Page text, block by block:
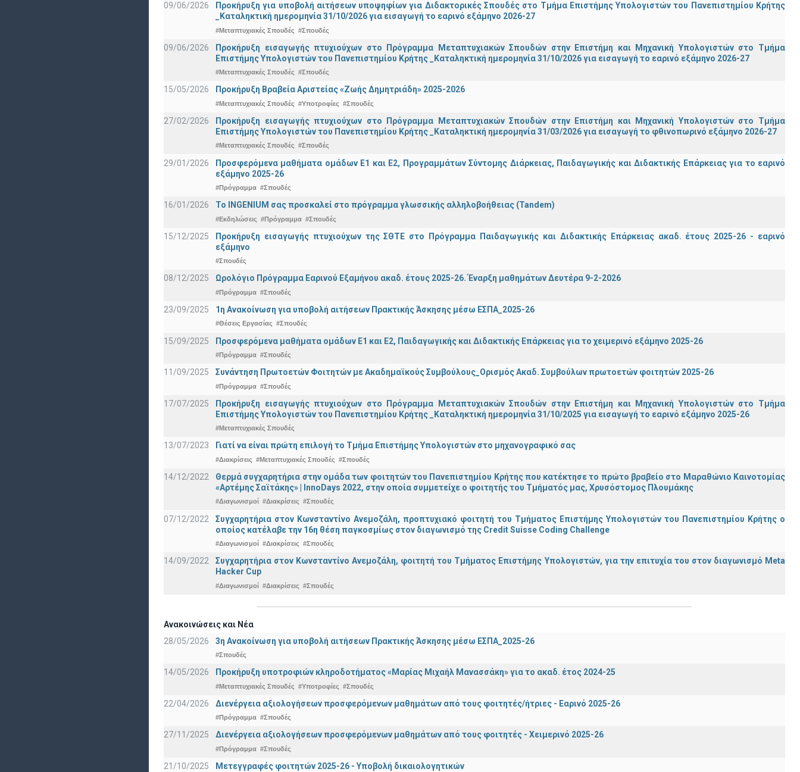
09/06/2026
Προκήρυξη για υποβολή αιτήσεων υποψηφίων για Διδακτορικές Σπουδές στο Τμήμα Eπιστήμης Υπολογιστών του Πανεπιστημίου Κρήτης
_Καταληκτική ημερομηνία 31/10/2026 για εισαγωγή το εαρινό εξάμηνο 2026-27
#Μεταπτυχιακές Σπουδές #Σπουδές
09/06/2026
Προκήρυξη εισαγωγής πτυχιούχων στo Πρόγραμμα Μεταπτυχιακών Σπουδών στην Επιστήμη και Μηχανική Υπολογιστών στο Τμήμα
Eπιστήμης Υπολογιστών του Πανεπιστημίου Κρήτης _Καταληκτική ημερομηνία 31/10/2026 για εισαγωγή το εαρινό εξάμηνο 2026-27
#Μεταπτυχιακές Σπουδές #Σπουδές
15/05/2026 Προκήρυξη Βραβεία Αριστείας «Ζωής Δημητριάδη» 2025-2026
#Μεταπτυχιακές Σπουδές #Υποτροφίες #Σπουδές
27/02/2026
Προκήρυξη εισαγωγής πτυχιούχων στo Πρόγραμμα Μεταπτυχιακών Σπουδών στην Επιστήμη και Μηχανική Υπολογιστών στο Τμήμα
Eπιστήμης Υπολογιστών του Πανεπιστημίου Κρήτης _Καταληκτική ημερομηνία 31/03/2026 για εισαγωγή το φθινοπωρινό εξάμηνο 2026-27
#Μεταπτυχιακές Σπουδές #Σπουδές
29/01/2026
Προσφερόμενα μαθήματα ομάδων Ε1 και Ε2, Προγραμμάτων Σύντομης Διάρκειας, Παιδαγωγικής και Διδακτικής Επάρκειας για το εαρινό
εξάμηνο 2025-26
#Πρόγραμμα #Σπουδές
16/01/2026 Το INGENIUM σας προσκαλεί στο πρόγραμμα γλωσσικής αλληλοβοήθειας (Tandem)
#Εκδηλώσεις #Πρόγραμμα #Σπουδές
15/12/2025
Προκήρυξη εισαγωγής πτυχιούχων της ΣΘΤΕ στο Πρόγραμμα Παιδαγωγικής και Διδακτικής Επάρκειας ακαδ. έτους 2025-26 - εαρινό
εξάμηνο
#Σπουδές
08/12/2025 Ωρολόγιο Πρόγραμμα Εαρινού Εξαμήνου ακαδ. έτους 2025-26. Έναρξη μαθημάτων Δευτέρα 9-2-2026
#Πρόγραμμα #Σπουδές
23/09/2025 1η Ανακοίνωση για υποβολή αιτήσεων Πρακτικής Άσκησης μέσω ΕΣΠΑ_2025-26
#Θέσεις Εργασίας #Σπουδές
15/09/2025 Προσφερόμενα μαθήματα ομάδων Ε1 και Ε2, Παιδαγωγικής και Διδακτικής Επάρκειας για το χειμερινό εξάμηνο 2025-26
#Πρόγραμμα #Σπουδές
11/09/2025 Συνάντηση Πρωτοετών Φοιτητών με Ακαδημαϊκούς Συμβούλους_Ορισμός Ακαδ. Συμβούλων πρωτοετών φοιτητών 2025-26
#Πρόγραμμα #Σπουδές
17/07/2025
Προκήρυξη εισαγωγής πτυχιούχων στo Πρόγραμμα Μεταπτυχιακών Σπουδών στην Επιστήμη και Μηχανική Υπολογιστών στο Τμήμα
Eπιστήμης Υπολογιστών του Πανεπιστημίου Κρήτης _Καταληκτική ημερομηνία 31/10/2025 για εισαγωγή το εαρινό εξάμηνο 2025-26
#Μεταπτυχιακές Σπουδές
13/07/2023 Γιατί να είναι πρώτη επιλογή το Τμήμα Επιστήμης Υπολογιστών στο μηχανογραφικό σας
#Διακρίσεις #Μεταπτυχιακές Σπουδές #Σπουδές
14/12/2022
Θερμά συγχαρητήρια στην ομάδα των φοιτητών του Πανεπιστημίου Κρήτης που κατέκτησε το πρώτο βραβείο στο Μαραθώνιο Καινοτομίας
«Αρτέμης Σαϊτάκης» | InnoDays 2022, στην οποία συμμετείχε ο φοιτητής του Τμήματός μας, Χρυσόστομος Πλουμάκης
#Διαγωνισμοί #Διακρίσεις #Σπουδές
07/12/2022
Συγχαρητήρια στον Κωνσταντίνο Ανεμοζάλη, προπτυχιακό φοιτητή του Τμήματος Επιστήμης Υπολογιστών του Πανεπιστημίου Κρήτης ο
οποίος κατέλαβε την 16η θέση παγκοσμίως στον διαγωνισμό της Credit Suisse Coding Challenge
#Διαγωνισμοί #Διακρίσεις #Σπουδές
14/09/2022
Συγχαρητήρια στον Κωνσταντίνο Ανεμοζάλη, φοιτητή του Τμήματος Επιστήμης Υπολογιστών, για την επιτυχία του στον διαγωνισμό Meta
Hacker Cup
#Διαγωνισμοί #Διακρίσεις #Σπουδές
Ανακοινώσεις και Νέα
28/05/2026
3η Ανακοίνωση για υποβολή αιτήσεων Πρακτικής Άσκησης μέσω ΕΣΠΑ_2025-26
#Σπουδές
14/05/2026 Προκήρυξη υποτροφιών κληροδοτήματος «Μαρίας Μιχαήλ Μανασσάκη» για το ακαδ. έτος 2024-25
#Μεταπτυχιακές Σπουδές #Υποτροφίες #Σπουδές
22/04/2026 Διενέργεια αξιολογήσεων προσφερόμενων μαθημάτων από τους φοιτητές/ήτριες - Εαρινό 2025-26
#Πρόγραμμα #Σπουδές
27/11/2025 Διενέργεια αξιολογήσεων προσφερόμενων μαθημάτων από τους φοιτητές - Χειμερινό 2025-26
#Πρόγραμμα #Σπουδές
21/10/2025 Μετεγγραφές φοιτητών 2025-26 - Υποβολή δικαιολογητικών